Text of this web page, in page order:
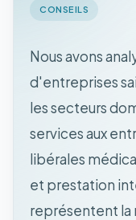
CONSEILS
Nous avons
d'entreprises
les secteurs
services aux
libérales
et prestation
représentent la